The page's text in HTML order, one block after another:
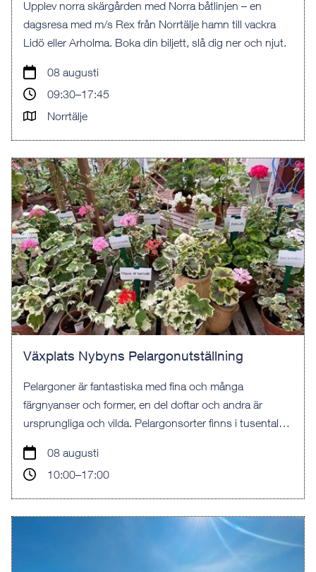
Upplev norra skärgården med Norra båtlinjen – en
dagsresa med m/s Rex från Norrtälje hamn till vackra
Lidö eller Arholma. Boka din biljett, slå dig ner och njut.
08 augusti
09:30–17:45
Norrtälje
Växplats Nybyns Pelargonutställning
Pelargoner är fantastiska med fina och många
färgnyanser och former, en del doftar och andra är
ursprungliga och vilda. Pelargonsorter finns i tusental
08 augusti
10:00–17:00